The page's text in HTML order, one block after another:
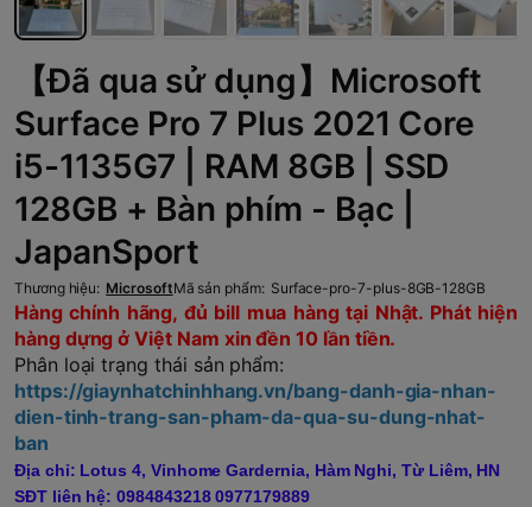
【Đã qua sử dụng】Microsoft
Surface Pro 7 Plus 2021 Core
i5-1135G7 | RAM 8GB | SSD
128GB + Bàn phím - Bạc |
JapanSport
Thương hiệu: MicrosoftMã sản phẩm: Surface-pro-7-plus-8GB-128GB
Hàng chính hãng, đủ bill mua hàng tại Nhật. Phát hiện
hàng dựng ở Việt Nam xin đền 10 lần tiền.
Phân loại trạng thái sản phẩm:
https://giaynhatchinhhang.vn/bang-danh-gia-nhan-
dien-tinh-trang-san-pham-da-qua-su-dung-nhat-
ban
Địa chỉ: Lotus 4, Vinhome Gardernia, Hàm Nghi, Từ Liêm, HN
SĐT liên hệ: 0984843218 0977179889